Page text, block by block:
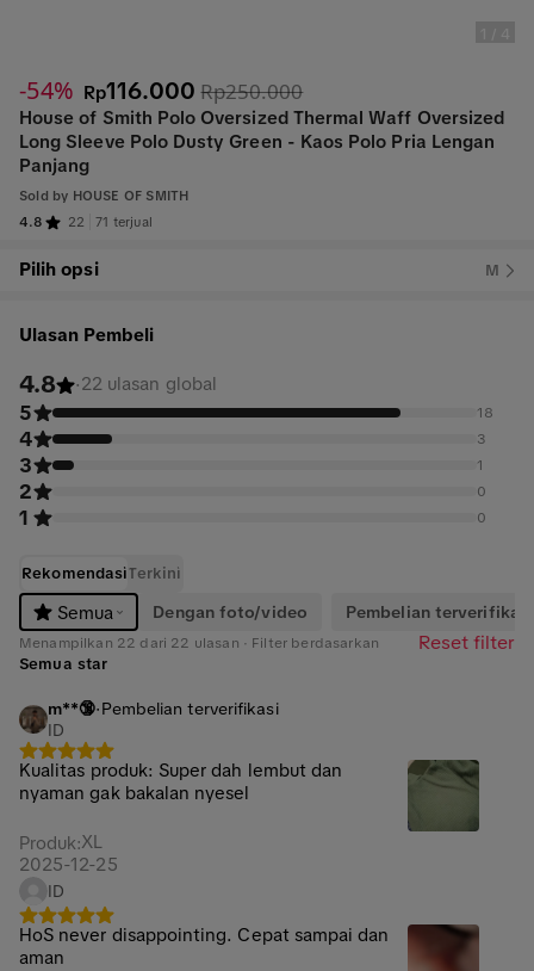
-54% Rp116.000 Rp250.000
House of Smith Polo Oversized Thermal Waff Oversized
Long Sleeve Polo Dusty Green - Kaos Polo Pria Lengan
Panjang
Sold by HOUSE OF SMITH
4.8
22 71 terjual
Pilih opsi M
Ulasan Pembeli
4.8 ·22 ulasan global
5 18
4 3
3 1
2 0
1 0
RekomendasiTerkini
Semua
Dengan foto/video Pembelian terverifikasi
Menampilkan 22 dari 22 ulasan · Filter berdasarkan Reset filter
Semua star
m**🔞·Pembelian terverifikasi
ID
Kualitas produk: Super dah lembut dan
nyaman gak bakalan nyesel
Produk:XL
2025-12-25
ID
HoS never disappointing. Cepat sampai dan
aman